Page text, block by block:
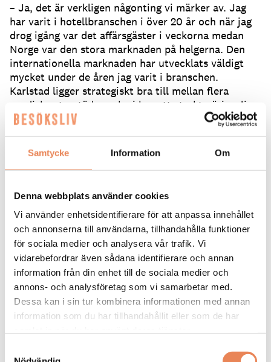
Samtycke Information Om
Denna webbplats använder cookies
Vi använder enhetsidentifierare för att anpassa innehållet
och annonserna till användarna, tillhandahålla funktioner
för sociala medier och analysera vår trafik. Vi
vidarebefordrar även sådana identifierare och annan
information från din enhet till de sociala medier och
annons- och analysföretag som vi samarbetar med.
Dessa kan i sin tur kombinera informationen med annan
information som du har tillhandahållit eller som de har
– Ja, det är verkligen någonting vi märker av. Jag
har varit i hotellbranschen i över 20 år och när jag
drog igång var det affärsgäster i veckorna medan
Norge var den stora marknaden på helgerna. Den
internationella marknaden har utvecklats väldigt
mycket under de åren jag varit i branschen.
Karlstad ligger strategiskt bra till mellan flera
nordiska storstäder och vi har ett starkt näringsliv,
inom både tung industri och tech, som bidrar till
Hur är hotellmarknaden i Karlstad?
kanske inte tänker på Karlstad som en sommarstad
men numera har vi höga siffror i juli. Under
pandemin började svensken upptäcka vår del av
landet mer. Här finns en salig blandning av kultur
som till exempel Lars Lerins museum, men också
idrottsevenemang och konserter. Sedan har vi
coolcation-trenden som gör att fler européer också
kommer hit, säger Anna Sundenhammar och
fortsätter:
– Många av våra återkommande gäster säger att det